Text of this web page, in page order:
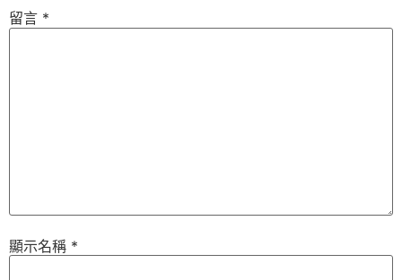
留言 *
顯示名稱 *